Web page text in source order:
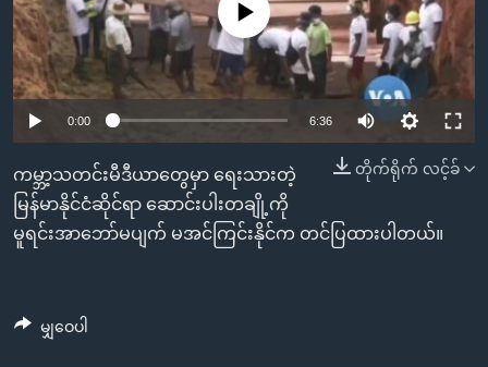
ရန်
ပင်မ
အ
ညွန်း
စာမျက်နှာ
ကျော်
ကြည့်
ရန်
နေရာ
ရုပ်ရှင်ထဲက အင်္ဂလိပ်စာ
သုတပဒေသာ အင်္ဂလိပ်စာ
တီဗွီ
ရေဒီယို/တီဗွီအစီအစဉ်
Learning English
No media source currently available
0:00 6:36
တိုက်ရိုက် လင့်ခ်
ကမ္ဘာ့သတင်းမီဒီယာတွေမှာ ရေးသားတဲ့
မြန်မာနိုင်ငံဆိုင်ရာ ဆောင်းပါးတချို့ကို
မူရင်းအာဘော်မပျက် မအင်ကြင်းနိုင်က တင်ပြထားပါတယ်။
မျှဝေပါ